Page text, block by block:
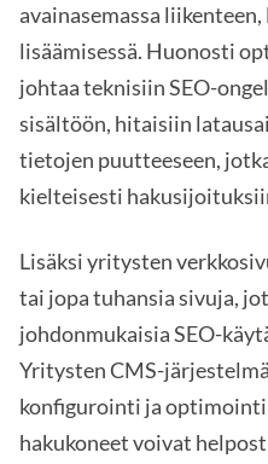
avainasemassa
lisäämisessä. Huonosti
johtaa teknisiin SEO-
sisältöön, hitaisiin
tietojen puutteeseen,
kielteisesti
Lisäksi yritysten
tai jopa tuhansia sivuja,
johdonmukaisia SEO-
Yritysten CMS-
konfigurointi ja
hakukoneet voivat